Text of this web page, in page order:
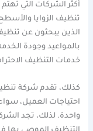
أكثر الشركات التي
تنظيف الزوايا
الذين يبحثون عن
بالمواعيد وجودة
خدمات التنظيف
كذلك، تقدم شركة
احتياجات العميل،
واحدة. لذلك، تجد